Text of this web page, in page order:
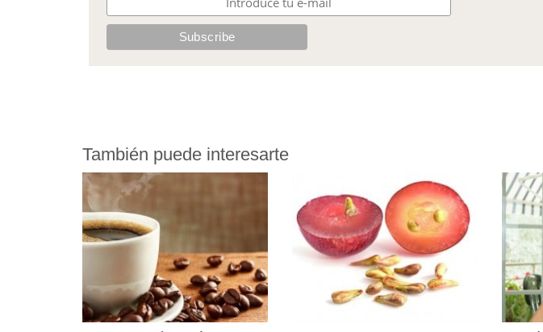
También puede interesarte